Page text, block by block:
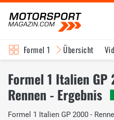
Formel 1 Übersicht
Formel 1 Italien GP
Rennen - Ergebnis
Formel 1 Italien GP 2000 -